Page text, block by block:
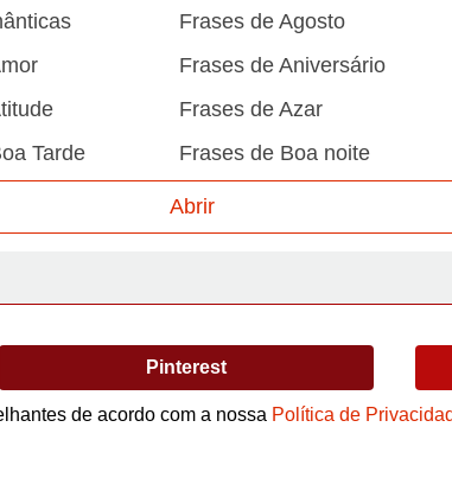
Frases de Agosto
Frases de Aniversário
Frases de Azar
Tarde
Frases de Boa noite
Frases de Caráter
Frases de Dezembro
Frases de Humor
Frases de Maio
Abrir
Pinterest
de acordo com a nossa Política de